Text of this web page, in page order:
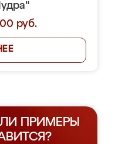
руб.
ПРИМЕРЫ